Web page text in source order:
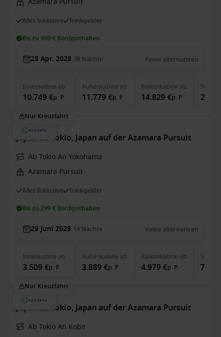
Alles Inklusive Trinkgelder
Bis zu 999 € Bordguthaben
28 Apr. 2028 38 Nächte Keine alternativen
Innenkabine ab
10.749 €p. P.
Außenkabine ab
11.779 €p. P.
Balkonkabine ab
14.829 €p. P.
Suite
Nur Kreuzfahrt
Japan ab Tokio, Japan auf der Azamara Pursuit
Ab Tokio An Yokohama
Azamara Pursuit
Alles Inklusive Trinkgelder
Bis zu 299 € Bordguthaben
29 Juni 2028 14 Nächte Keine alternativen
Innenkabine ab
3.509 €p. P.
Außenkabine ab
3.889 €p. P.
Balkonkabine ab
4.979 €p. P.
Suite
Nur Kreuzfahrt
Japan ab Tokio, Japan auf der Azamara Pursuit
Ab Tokio An Kobe